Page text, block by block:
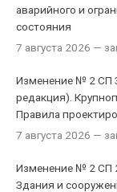
аварийного и
состояния
7 августа 2026 —
Изменение № 2 СП
редакция).
Правила
7 августа 2026 —
Изменение № 2 СП
Здания и